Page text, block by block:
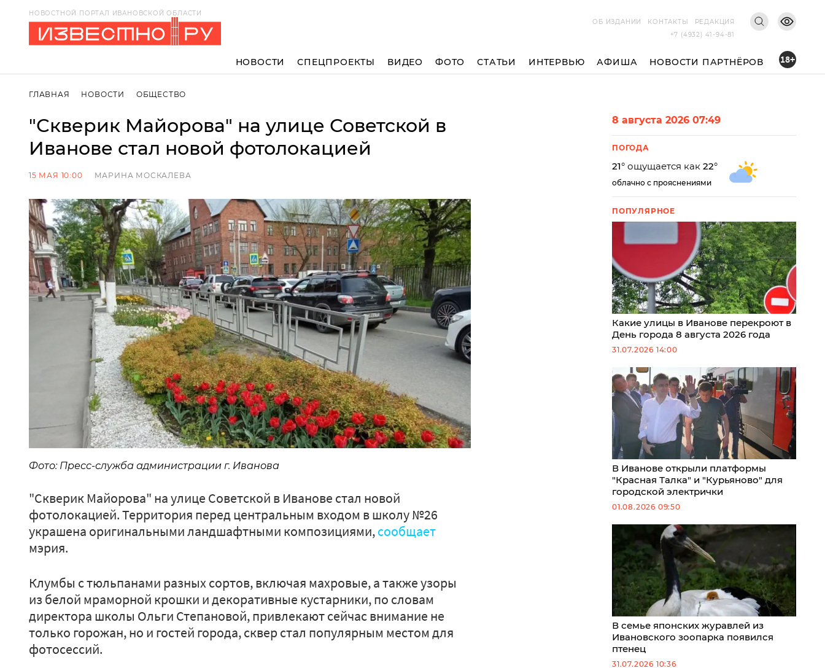
НОВОСТНОЙ ПОРТАЛ ИВАНОВСКОЙ ОБЛАСТИ
ОБ ИЗДАНИИ
КОНТАКТЫ
РЕДАКЦИЯ
+7 (4932) 41-94-81
НОВОСТИ СПЕЦПРОЕКТЫ ВИДЕО ФОТО СТАТЬИ ИНТЕРВЬЮ АФИША НОВОСТИ ПАРТНЁРОВ 18+
ГЛАВНАЯ НОВОСТИ ОБЩЕСТВО
"Скверик Майорова" на улице Советской в
Иванове стал новой фотолокацией
15 МАЯ 10:00 МАРИНА МОСКАЛЕВА
Фото: Пресс-служба администрации г. Иванова
"Скверик Майорова" на улице Советской в Иванове стал новой
фотолокацией. Территория перед центральным входом в школу №26
украшена оригинальными ландшафтными композициями,сообщает
мэрия.
Клумбы с тюльпанами разных сортов, включая махровые, а также узоры
из белой мраморной крошки и декоративные кустарники, по словам
директора школы Ольги Степановой, привлекают сейчас внимание не
только горожан, но и гостей города, сквер стал популярным местом для
фотосессий.
8 августа 2026 07:49
ПОГОДА
21° ощущается как 22°
облачно с прояснениями
ПОПУЛЯРНОЕ
Какие улицы в Иванове перекроют в
День города 8 августа 2026 года
31.07.2026 14:00
В Иванове открыли платформы
"Красная Талка" и "Курьяново" для
городской электрички
01.08.2026 09:50
В семье японских журавлей из
Ивановского зоопарка появился
птенец
31.07.2026 10:36